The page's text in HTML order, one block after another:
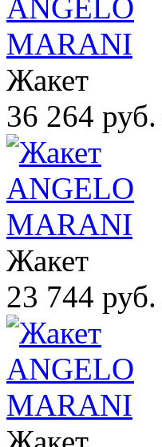
Жакет
36 264 руб.
Жакет
23 744 руб.